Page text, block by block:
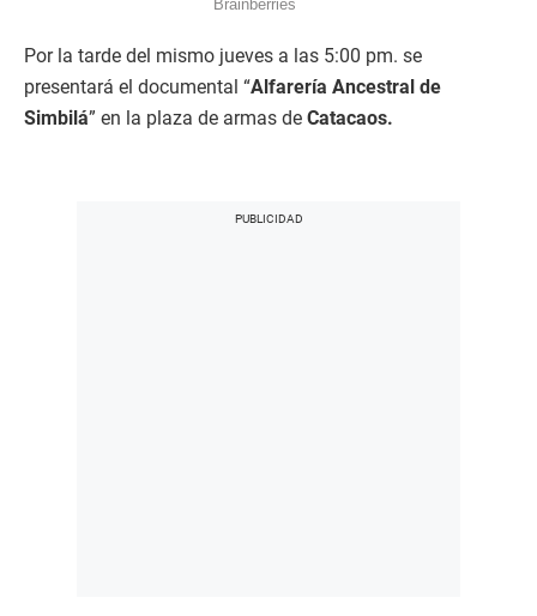
Por la tarde del mismo jueves a las 5:00 pm. se
presentará el documental “Alfarería Ancestral de
Simbilá” en la plaza de armas de Catacaos.